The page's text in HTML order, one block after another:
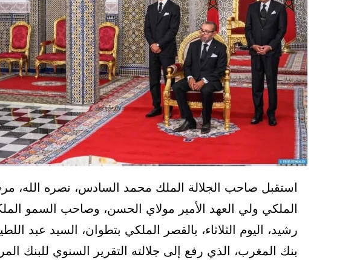
استقبل صاحب الجلالة الملك محمد السادس، نصره الله،
الملكي ولي العهد الأمير مولاي الحسن، وصاحب السمو
رشيد، اليوم الثلاثاء، بالقصر الملكي بتطوان، السيد عبد
بنك المغرب، الذي رفع إلى جلالته التقرير السنوي للبنك